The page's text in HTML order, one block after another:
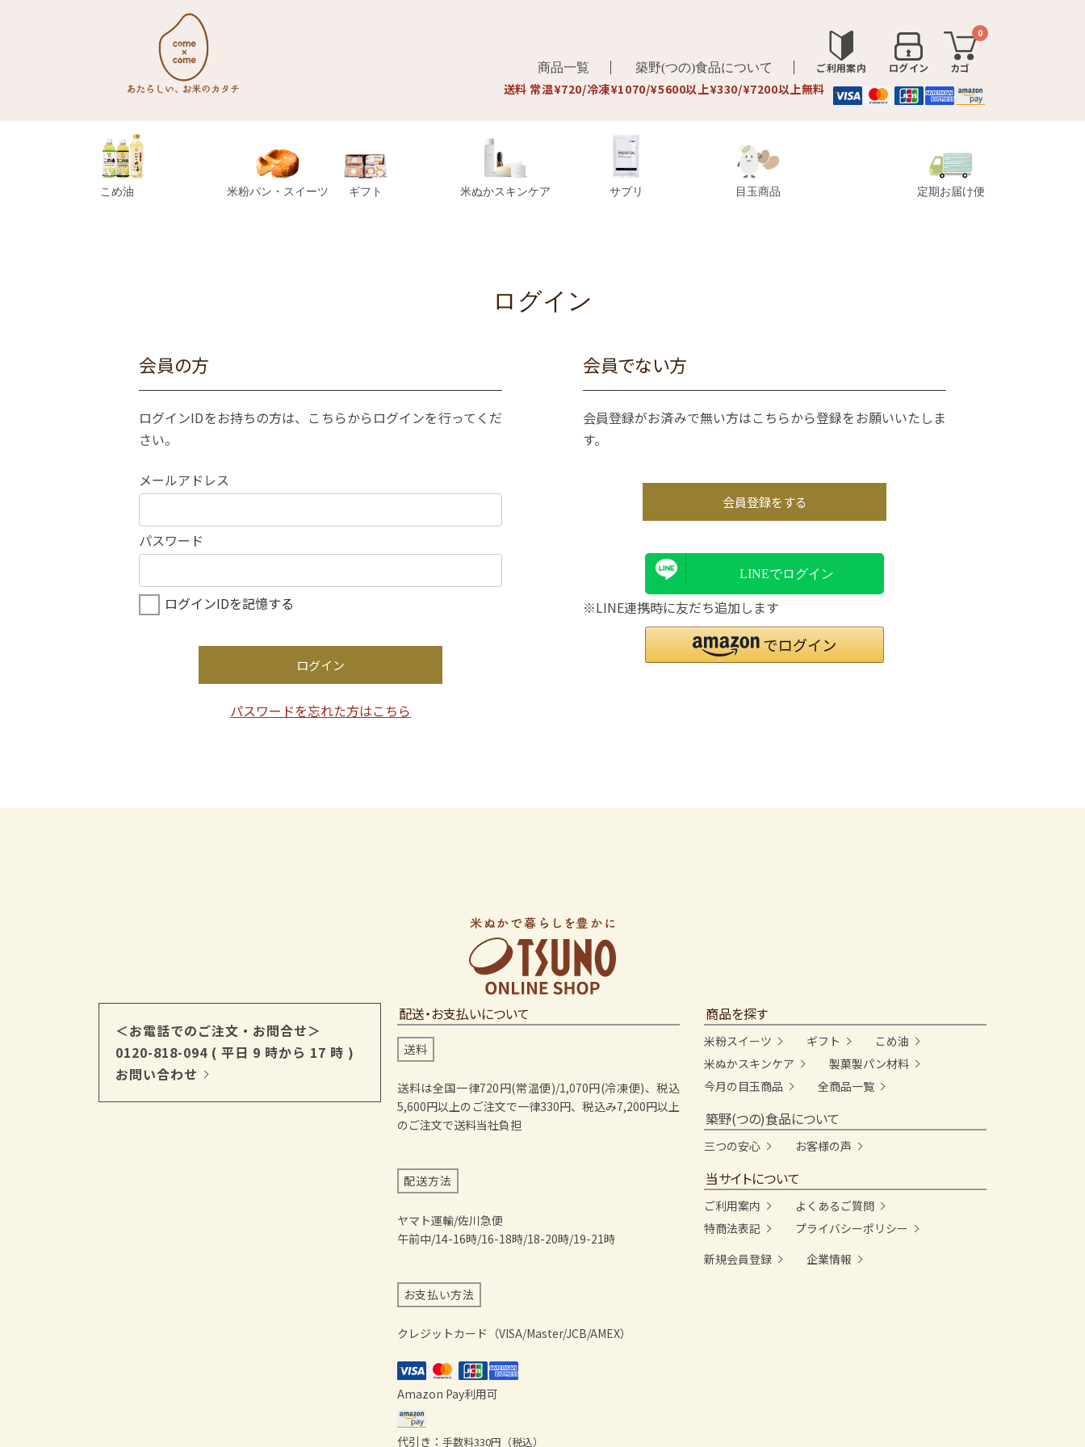
商品一覧 築野(つの)食品について ご利用案内 ログイン カゴ
0
送料 常温¥720/冷凍¥1070/¥5600以上¥330/¥7200以上無料
こめ油 米粉パン・スイーツ ギフト 米ぬかスキンケア サプリ 目玉商品 定期お届け便
ログイン
会員の方
ログインIDをお持ちの方は、こちらからログインを行ってくだ
さい。
メールアドレス
パスワード
ログインIDを記憶する
ログイン
パスワードを忘れた方はこちら
会員でない方
会員登録がお済みで無い方はこちらから登録をお願いいたしま
す。
会員登録をする
LINEでログイン
※LINE連携時に友だち追加します
＜お電話でのご注文・お問合せ＞
0120-818-094 ( 平日 9 時から 17 時 )
お問い合わせ
配送・お支払いについて
送料
送料は全国一律720円(常温便)/1,070円(冷凍便)、税込
5,600円以上のご注文で一律330円、税込み7,200円以上
のご注文で送料当社負担
配送方法
ヤマト運輸/佐川急便
午前中/14-16時/16-18時/18-20時/19-21時
お支払い方法
クレジットカード（VISA/Master/JCB/AMEX）
Amazon Pay利用可
代引き： 手数料330円（税込）
商品を探す
米粉スイーツ ギフト
こめ油
米ぬかスキンケア
製菓製パン材料
今月の目玉商品
全商品一覧
築野(つの)食品について
三つの安心 お客様の声
当サイトについて
ご利用案内
よくあるご質問
特商法表記
プライバシーポリシー
新規会員登録
企業情報